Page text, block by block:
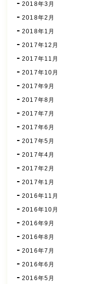
2018年3月
2018年2月
2018年1月
2017年12月
2017年11月
2017年10月
2017年9月
2017年8月
2017年7月
2017年6月
2017年5月
2017年4月
2017年2月
2017年1月
2016年11月
2016年10月
2016年9月
2016年8月
2016年7月
2016年6月
2016年5月